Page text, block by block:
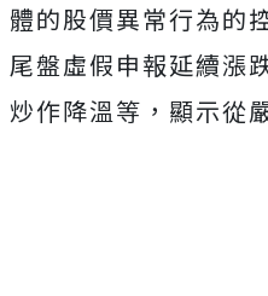
體的股價異常行為的
尾盤虛假申報延續漲
炒作降溫等，顯示從